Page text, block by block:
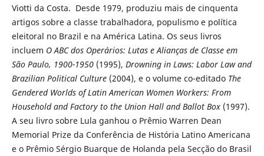
Viotti da Costa. Desde 1979, produziu mais de cinquenta
artigos sobre a classe trabalhadora, populismo e política
eleitoral no Brazil e na América Latina. Os seus livros
incluem O ABC dos Operários: Lutas e Alianças de Classe em
São Paulo, 1900-1950 (1995), Drowning in Laws: Labor Law and
Brazilian Political Culture (2004), e o volume co-editado The
Gendered Worlds of Latin American Women Workers: From
Household and Factory to the Union Hall and Ballot Box(1997).
A seu livro sobre Lula ganhou o Prêmio Warren Dean
Memorial Prize da Conferência de História Latino Americana
e o Prêmio Sérgio Buarque de Holanda pela Secção do Brasil